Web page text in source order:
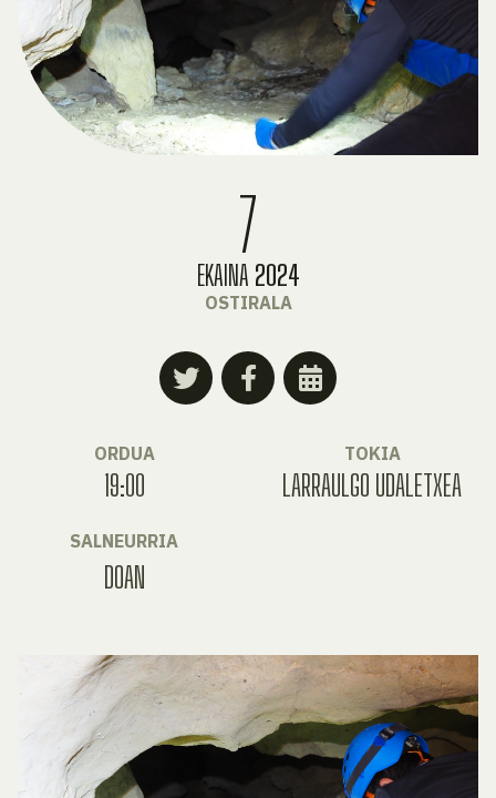
7
EKAINA 2024
OSTIRALA
ORDUA
19:00
TOKIA
LARRAULGO UDALETXEA
SALNEURRIA
DOAN